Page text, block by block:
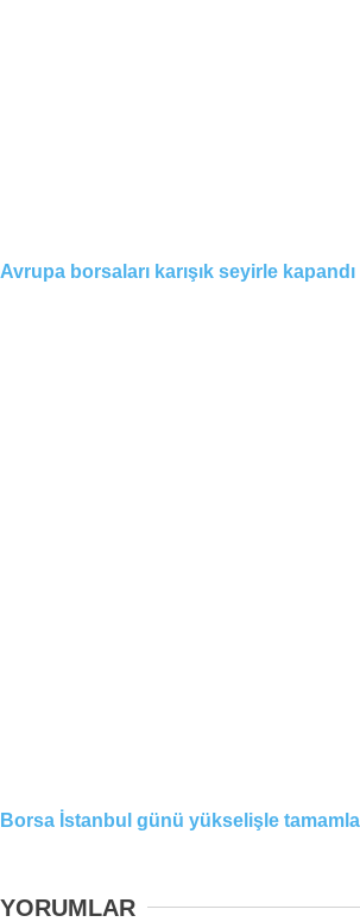
Avrupa borsaları karışık seyirle kapandı
Borsa İstanbul günü yükselişle
YORUMLAR